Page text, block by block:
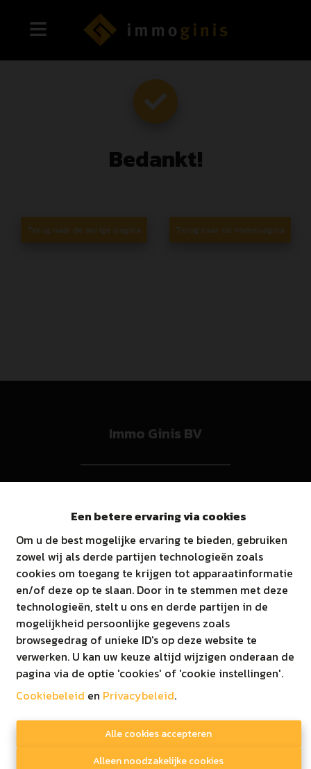
Een betere ervaring via cookies
Om u de best mogelijke ervaring te bieden, gebruiken
zowel wij als derde partijen technologieën zoals
cookies om toegang te krijgen tot apparaatinformatie
en/of deze op te slaan. Door in te stemmen met deze
technologieën, stelt u ons en derde partijen in de
mogelijkheid persoonlijke gegevens zoals
browsegedrag of unieke ID's op deze website te
verwerken. U kan uw keuze altijd wijzigen onderaan de
pagina via de optie 'cookies' of 'cookie instellingen'.
Cookiebeleid en Privacybeleid.
Alle cookies accepteren
Alleen noodzakelijke cookies
Bedankt!
Terug naar de vorige pagina Terug naar de homepagina
Immo Ginis BV
T011/52.52.52
Einfo@immoginis.be
BTW BE0811573957
© 2020 Immo Ginis
Disclaimer|Privacy beleid